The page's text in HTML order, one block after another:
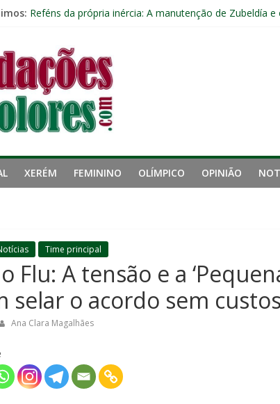
Eliminação para o Vasco amplia jejum do Fluminense
Pressão aumenta, mas diretoria do Fluminense não
Freguesia: Vasco é o time que mais derrotou o
XERÉM FEMININO OLÍMPICO OPINIÃO
Time principal
Flu: A tensão e a
selar o acordo sem custos
Ana Clara Magalhães